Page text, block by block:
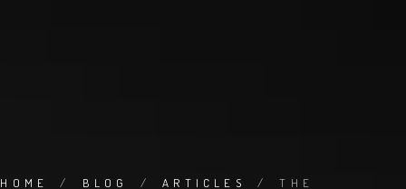
HOME / BLOG / ARTICLES / THE